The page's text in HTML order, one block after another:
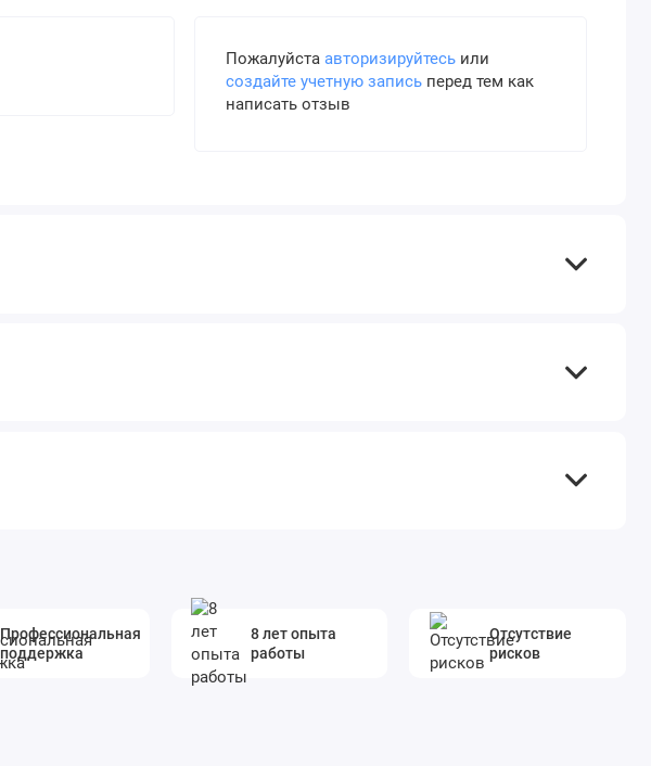
Пожалуйста авторизируйтесьили
создайте учетную записьперед тем как
написать отзыв
Профессиональная
поддержка
8 лет опыта
работы
Отсутствие
рисков